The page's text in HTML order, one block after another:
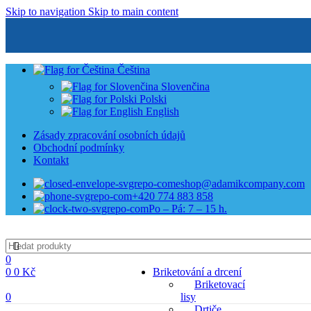
Skip to navigation Skip to main content
Čeština
Slovenčina
Polski
English
Zásady zpracování osobních údajů
Obchodní podmínky
Kontakt
eshop@adamikcompany.com
+420 774 883 858
Po – Pá: 7 – 15 h.
Briketování a drcení
Briketovací
lisy
0
0 0 Kč
0